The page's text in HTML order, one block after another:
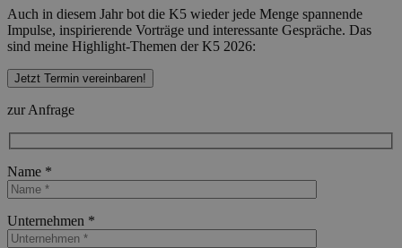
Auch in diesem Jahr bot die K5 wieder jede Menge spannende
Impulse, inspirierende Vorträge und interessante Gespräche. Das
sind meine Highlight-Themen der K5 2026:
Jetzt Termin vereinbaren!
zur Anfrage
Name *
Unternehmen *